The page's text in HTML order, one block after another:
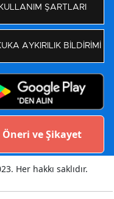
KULLANIM ŞARTLARI
AYKIRILIK BİLDİRİMİ
Öneri ve Şikayet
Her hakkı saklıdır.